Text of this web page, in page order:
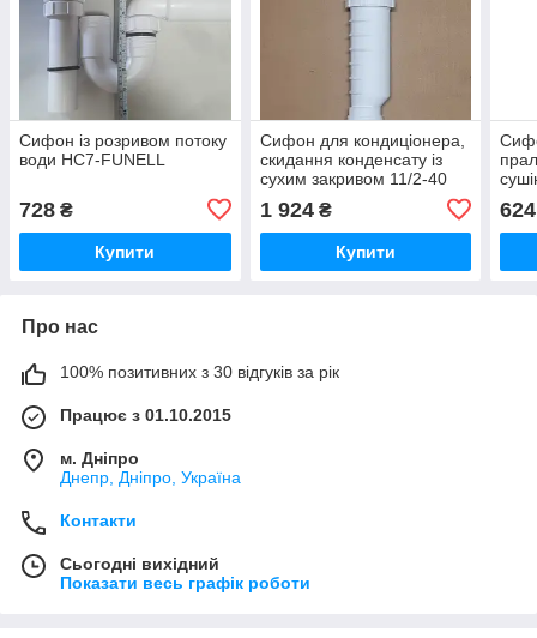
Сифон із розривом потоку
води HC7-FUNELL
728 ₴
Купити
Сифон для кондиціонера,
скидання конденсату із
сухим закривом 11/2-40
CV1WHFunnel-B...
1 924₴
Купити
624
Про нас
100% позитивних з 30 відгуків за рік
Працює з 01.10.2015
м. Дніпро
Днепр, Дніпро, Україна
Контакти
Сьогодні вихідний
Показати весь графік роботи